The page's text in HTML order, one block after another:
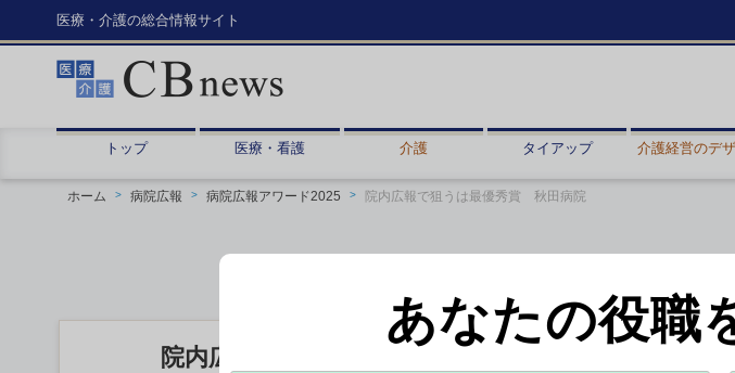
医療・介護の総合情報サイト
トップ 医療・看護 介護 タイアップ 介護経営のデ
ホーム 病院広報 病院広報アワード2025 院内広報で狙うは最優秀賞 秋田病院
院内広報で狙うは最優秀賞 秋田病院
あなたの役職